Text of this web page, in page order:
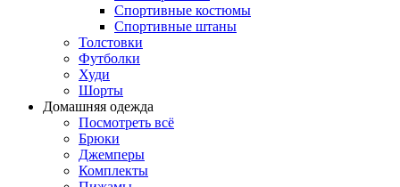
Спортивные костюмы
Спортивные штаны
Толстовки
Футболки
Худи
Шорты
Домашняя одежда
Посмотреть всё
Брюки
Джемперы
Комплекты